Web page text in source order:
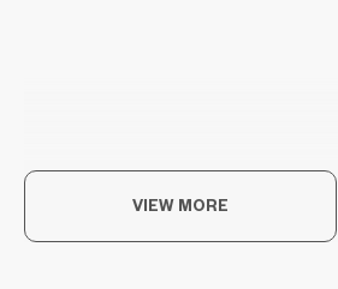
VIEW MORE